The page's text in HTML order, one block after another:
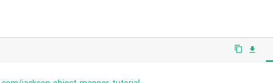
content_copy file_download